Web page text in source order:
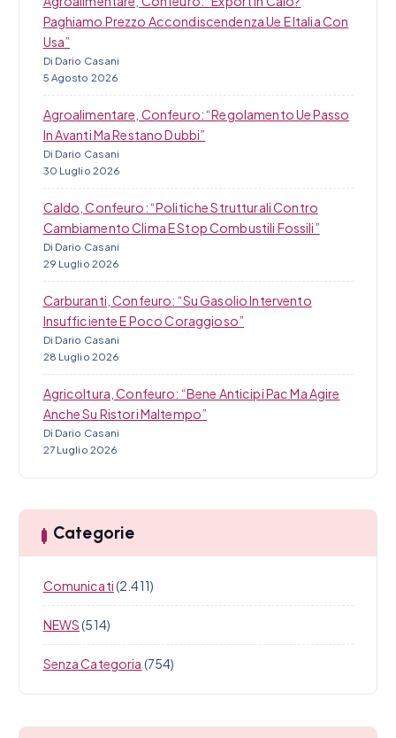
Paghiamo Prezzo Accondiscendenza Ue E Italia Con
Usa”
Di Dario Casani
5 Agosto 2026
Agroalimentare, Confeuro: “Regolamento Ue Passo
In Avanti Ma Restano Dubbi”
Di Dario Casani
30 Luglio 2026
Caldo, Confeuro: “Politiche Strutturali Contro
Cambiamento Clima E Stop Combustili Fossili”
Di Dario Casani
29 Luglio 2026
Carburanti, Confeuro: “Su Gasolio Intervento
Insufficiente E Poco Coraggioso”
Di Dario Casani
28 Luglio 2026
Agricoltura, Confeuro: “Bene Anticipi Pac Ma Agire
Anche Su Ristori Maltempo”
Di Dario Casani
27 Luglio 2026
Categorie
Comunicati(2.411)
NEWS(514)
Senza Categoria (754)